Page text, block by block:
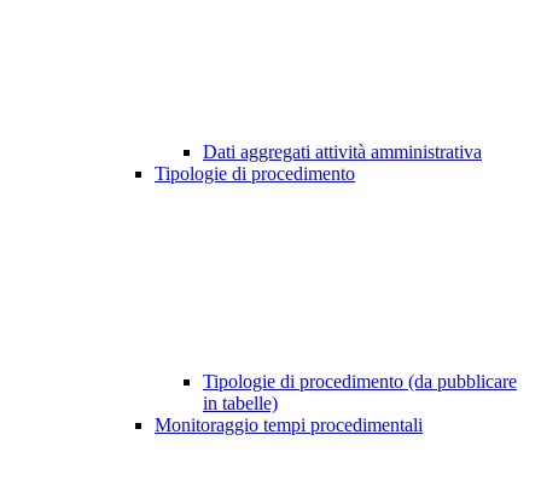
Dati aggregati attività amministrativa
Tipologie di procedimento
Tipologie di procedimento (da pubblicare
in tabelle)
Monitoraggio tempi procedimentali